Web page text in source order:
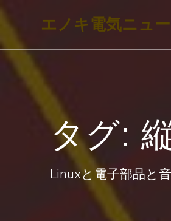
コ
テ
エノキ電気ニュ
タグ:
Linuxと電子部品と